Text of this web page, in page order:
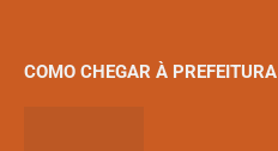
COMO CHEGAR À PREFEITURA